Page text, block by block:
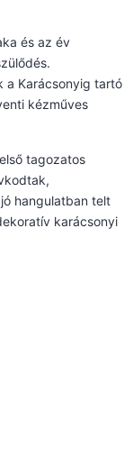
és az év
a Karácsonyig tartó
kézműves
tagozatos
hangulatban telt
karácsonyi